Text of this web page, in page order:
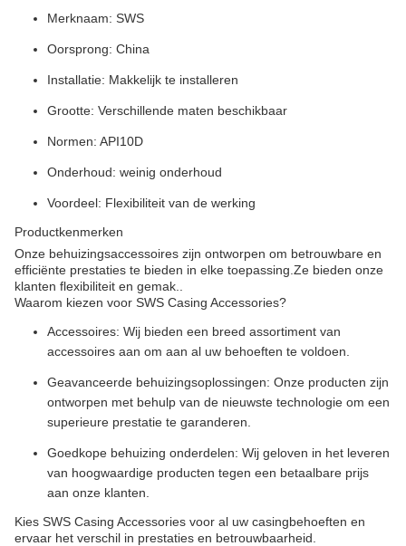
Merknaam: SWS
Oorsprong: China
Installatie: Makkelijk te installeren
Grootte: Verschillende maten beschikbaar
Normen: API10D
Onderhoud: weinig onderhoud
Voordeel: Flexibiliteit van de werking
Productkenmerken
Onze behuizingsaccessoires zijn ontworpen om betrouwbare en
efficiënte prestaties te bieden in elke toepassing.Ze bieden onze
klanten flexibiliteit en gemak..
Waarom kiezen voor SWS Casing Accessories?
Accessoires: Wij bieden een breed assortiment van
accessoires aan om aan al uw behoeften te voldoen.
Geavanceerde behuizingsoplossingen: Onze producten zijn
ontworpen met behulp van de nieuwste technologie om een
superieure prestatie te garanderen.
Goedkope behuizing onderdelen: Wij geloven in het leveren
van hoogwaardige producten tegen een betaalbare prijs
aan onze klanten.
Kies SWS Casing Accessories voor al uw casingbehoeften en
ervaar het verschil in prestaties en betrouwbaarheid.